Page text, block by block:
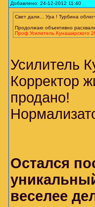
Добавлено: 24-12-2012 11:40
Свет дали... Ура ! Турбина
Продолжаю объективно
Проф Усилитель Кунаширского
Усилитель
Корректор
продано!
Остался
веселее